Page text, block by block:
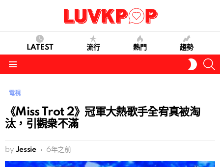
LATEST 流行 熱門 趨勢
SKIN
電視
《Miss Trot 2》冠軍大熱歌手全宥真被淘
汰，引觀衆不滿
by Jessie 6年之前